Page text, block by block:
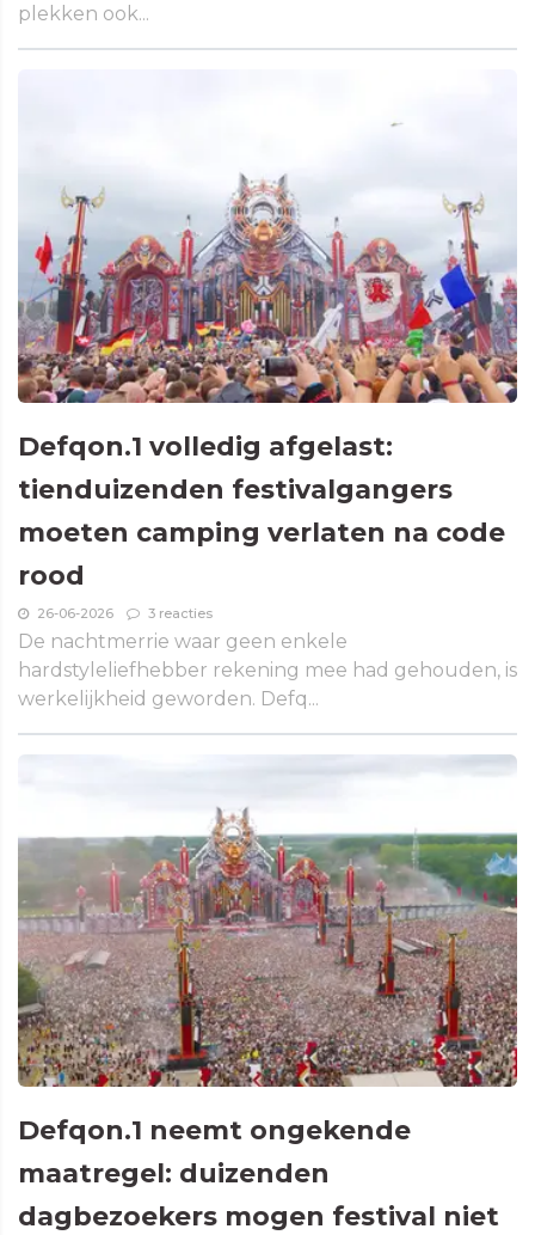
plekken ook...
Defqon.1 volledig afgelast:
tienduizenden festivalgangers
moeten camping verlaten na code
rood
26-06-2026 3 reacties
De nachtmerrie waar geen enkele
hardstyleliefhebber rekening mee had gehouden, is
werkelijkheid geworden. Defq...
Defqon.1 neemt ongekende
maatregel: duizenden
dagbezoekers mogen festival niet